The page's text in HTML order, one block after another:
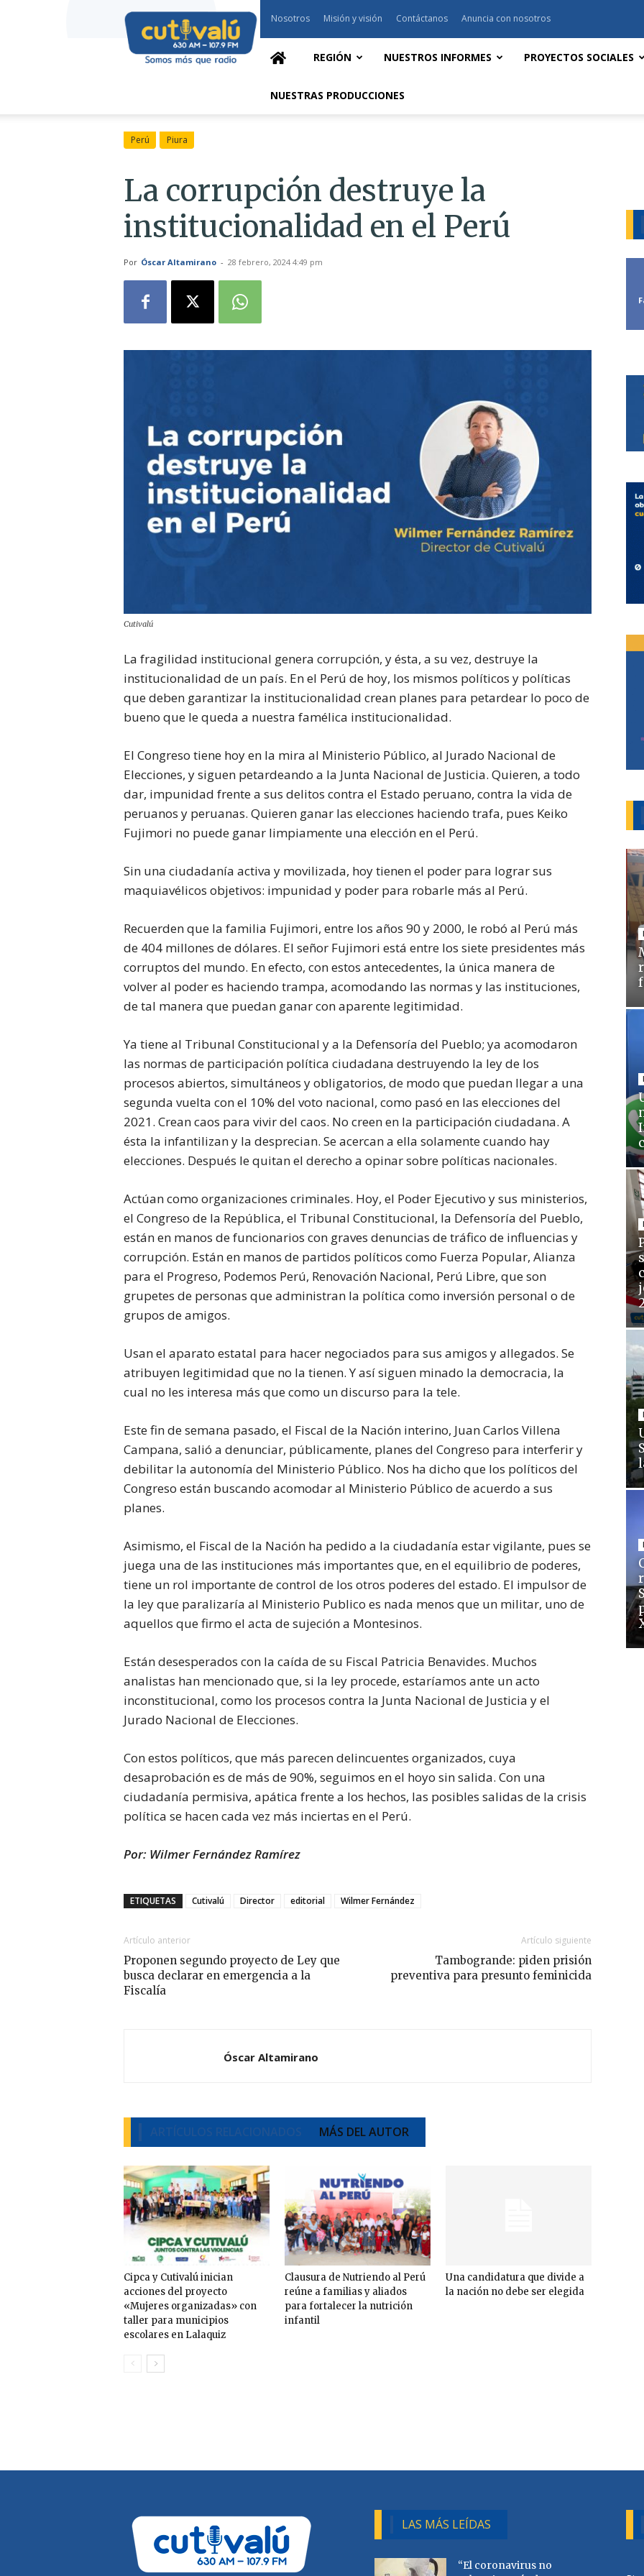
Cutivalú
Piura
Nosotros Misión y visión Contáctanos Anuncia con nosotros
REGIÓN NUESTROS INFORMES PROYECTOS SOCIALES
NUESTRAS PRODUCCIONES
Perú Piura
La corrupción destruye la
institucionalidad en el Perú
Por Óscar Altamirano - 28 febrero, 2024 4:49 pm
Cutivalú
La fragilidad institucional genera corrupción, y ésta, a su vez, destruye la
institucionalidad de un país. En el Perú de hoy, los mismos políticos y políticas
que deben garantizar la institucionalidad crean planes para petardear lo poco de
bueno que le queda a nuestra famélica institucionalidad.
El Congreso tiene hoy en la mira al Ministerio Público, al Jurado Nacional de
Elecciones, y siguen petardeando a la Junta Nacional de Justicia. Quieren, a todo
dar, impunidad frente a sus delitos contra el Estado peruano, contra la vida de
peruanos y peruanas. Quieren ganar las elecciones haciendo trafa, pues Keiko
Fujimori no puede ganar limpiamente una elección en el Perú.
Sin una ciudadanía activa y movilizada, hoy tienen el poder para lograr sus
maquiavélicos objetivos: impunidad y poder para robarle más al Perú.
Recuerden que la familia Fujimori, entre los años 90 y 2000, le robó al Perú más
de 404 millones de dólares. El señor Fujimori está entre los siete presidentes más
corruptos del mundo. En efecto, con estos antecedentes, la única manera de
volver al poder es haciendo trampa, acomodando las normas y las instituciones,
de tal manera que puedan ganar con aparente legitimidad.
Ya tiene al Tribunal Constitucional y a la Defensoría del Pueblo; ya acomodaron
las normas de participación política ciudadana destruyendo la ley de los
procesos abiertos, simultáneos y obligatorios, de modo que puedan llegar a una
segunda vuelta con el 10% del voto nacional, como pasó en las elecciones del
2021. Crean caos para vivir del caos. No creen en la participación ciudadana. A
ésta la infantilizan y la desprecian. Se acercan a ella solamente cuando hay
elecciones. Después le quitan el derecho a opinar sobre políticas nacionales.
Actúan como organizaciones criminales. Hoy, el Poder Ejecutivo y sus ministerios,
el Congreso de la República, el Tribunal Constitucional, la Defensoría del Pueblo,
están en manos de funcionarios con graves denuncias de tráfico de influencias y
corrupción. Están en manos de partidos políticos como Fuerza Popular, Alianza
para el Progreso, Podemos Perú, Renovación Nacional, Perú Libre, que son
grupetes de personas que administran la política como inversión personal o de
grupos de amigos.
Usan el aparato estatal para hacer negociados para sus amigos y allegados. Se
atribuyen legitimidad que no la tienen. Y así siguen minado la democracia, la
cual no les interesa más que como un discurso para la tele.
Este fin de semana pasado, el Fiscal de la Nación interino, Juan Carlos Villena
Campana, salió a denunciar, públicamente, planes del Congreso para interferir y
debilitar la autonomía del Ministerio Público. Nos ha dicho que los políticos del
Congreso están buscando acomodar al Ministerio Público de acuerdo a sus
planes.
Asimismo, el Fiscal de la Nación ha pedido a la ciudadanía estar vigilante, pues se
juega una de las instituciones más importantes que, en el equilibrio de poderes,
tiene un rol importante de control de los otros poderes del estado. El impulsor de
la ley que paralizaría al Ministerio Publico es nada menos que un militar, uno de
aquellos que firmo el acta de sujeción a Montesinos.
Están desesperados con la caída de su Fiscal Patricia Benavides. Muchos
analistas han mencionado que, si la ley procede, estaríamos ante un acto
inconstitucional, como los procesos contra la Junta Nacional de Justicia y el
Jurado Nacional de Elecciones.
Con estos políticos, que más parecen delincuentes organizados, cuya
desaprobación es de más de 90%, seguimos en el hoyo sin salida. Con una
ciudadanía permisiva, apática frente a los hechos, las posibles salidas de la crisis
política se hacen cada vez más inciertas en el Perú.
Por: Wilmer Fernández Ramírez
ETIQUETAS Cutivalú Director editorial Wilmer Fernández
Artículo anterior
Proponen segundo proyecto de Ley que
busca declarar en emergencia a la
Fiscalía
Artículo siguiente
Tambogrande: piden prisión
preventiva para presunto feminicida
Óscar Altamirano
ARTÍCULOS RELACIONADOS MÁS DEL AUTOR
Cipca y Cutivalú inician
acciones del proyecto
«Mujeres organizadas» con
taller para municipios
escolares en Lalaquiz
Clausura de Nutriendo al Perú
reúne a familias y aliados
para fortalecer la nutrición
infantil
Una candidatura que divide a
la nación no debe ser elegida
LAS MÁS LEÍDAS
“El coronavirus no